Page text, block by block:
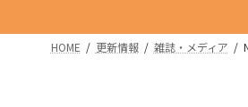
HOME 更新情報 雑誌・メディア